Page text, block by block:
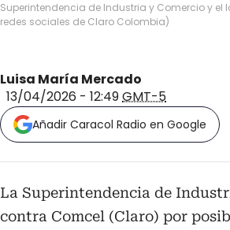
Superintendencia de Industria y Comercio y el
redes sociales de Claro Colombia)
Luisa María Mercado
13/04/2026 - 12:49GMT-5
Añadir Caracol Radio en Google
La Superintendencia de
contra Comcel (Claro) por